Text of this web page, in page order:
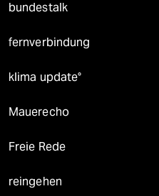
bundestalk
fernverbindung
klima update°
Mauerecho
Freie Rede
reingehen